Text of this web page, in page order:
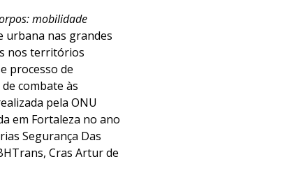
mobilidade
urbana nas grandes
nos territórios
processo de
combate às
pela ONU
em Fortaleza no ano
Segurança Das
Cras Artur de